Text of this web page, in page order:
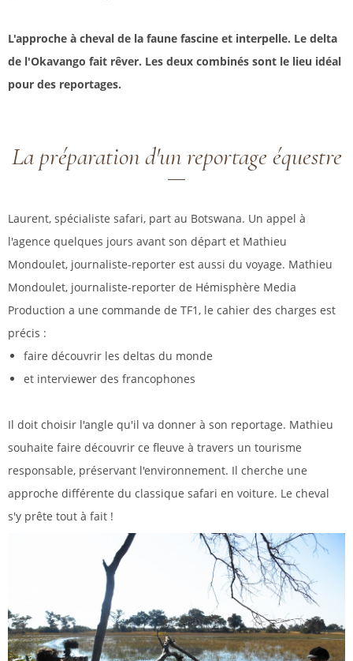
L'approche à cheval de la faune fascine et interpelle. Le delta
de l'Okavango fait rêver. Les deux combinés sont le lieu idéal
pour des reportages.
La préparation d'un reportage équestre
Laurent, spécialiste safari, part au Botswana. Un appel à
l'agence quelques jours avant son départ et Mathieu
Mondoulet, journaliste-reporter est aussi du voyage. Mathieu
Mondoulet, journaliste-reporter de Hémisphère Media
Production a une commande de TF1, le cahier des charges est
précis :
faire découvrir les deltas du monde
et interviewer des francophones
Il doit choisir l'angle qu'il va donner à son reportage. Mathieu
souhaite faire découvrir ce fleuve à travers un tourisme
responsable, préservant l'environnement. Il cherche une
approche différente du classique safari en voiture. Le cheval
s'y prête tout à fait !